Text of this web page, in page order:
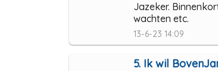
Jazeker.
wachten etc.
13-6-23 14:09
5. Ik wil